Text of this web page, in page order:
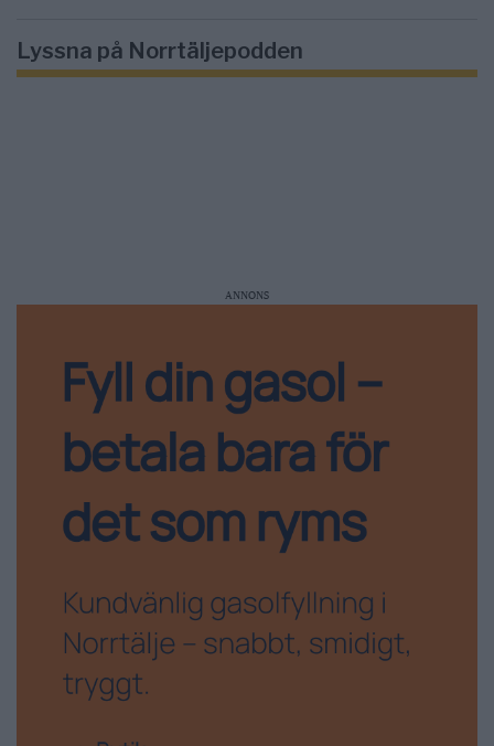
Lyssna på Norrtäljepodden
ANNONS